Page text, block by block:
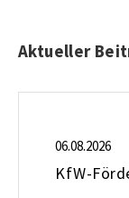
Aktueller
06.08.2026